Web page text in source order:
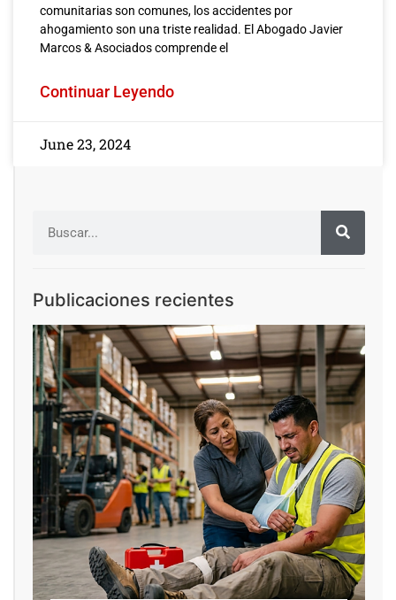
comunitarias son comunes, los accidentes por
ahogamiento son una triste realidad. El Abogado Javier
Marcos & Asociados comprende el
Continuar Leyendo
June 23, 2024
Publicaciones recientes